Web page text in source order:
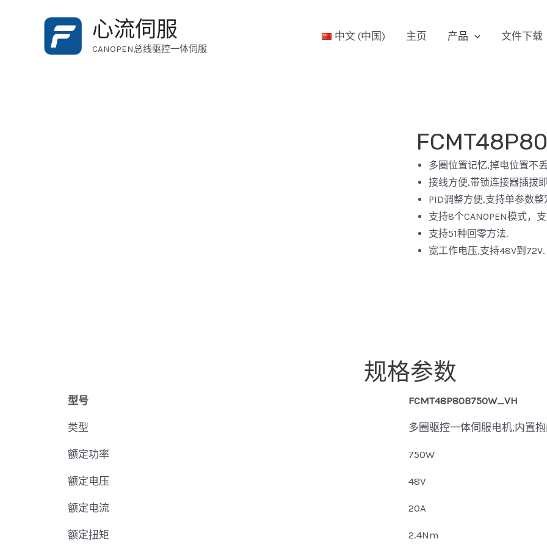
心流伺服
CANOPEN总线驱控一体伺服
中文 (中国) 主页 产品 文件下载
多圈位置记忆,掉电位置不
接线方便,带锁连接器插拔
PID调整方便,支持单参数
支持8个CANOPEN模式，
支持51种回零方法.
宽工作电压,支持48V到72V.
规格参数
型号 FCMT48P80B750W_VH
类型 多圈驱控一体伺服电机,内置抱
额定功率 750W
额定电压 48V
额定电流 20A
额定扭矩 2.4Nm